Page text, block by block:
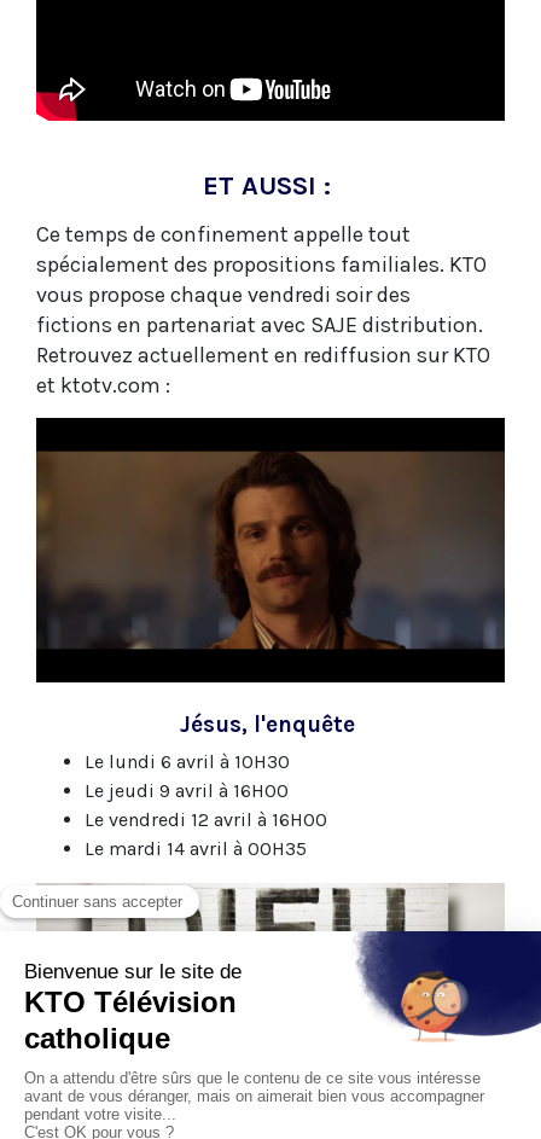
ET AUSSI :
Ce temps de confinement appelle tout
spécialement des propositions familiales. KTO
vous propose chaque vendredi soir des
fictions en partenariat avec SAJE distribution.
Retrouvez actuellement en rediffusion sur KTO
et ktotv.com :
Jésus, l'enquête
Le lundi 6 avril à 10H30
Le jeudi 9 avril à 16H00
Le vendredi 12 avril à 16H00
Le mardi 14 avril à 00H35